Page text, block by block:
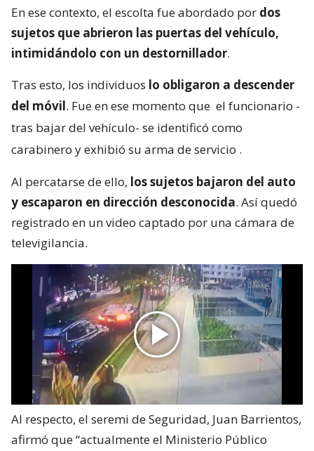
En ese contexto, el escolta fue abordado por dos
sujetos que abrieron las puertas del vehículo,
intimidándolo con un destornillador.
Tras esto, los individuos lo obligaron a descender
del móvil. Fue en ese momento que el funcionario -
tras bajar del vehículo- se identificó como
carabinero y exhibió su arma de servicio .
Al percatarse de ello, los sujetos bajaron del auto
y escaparon en dirección desconocida. Así quedó
registrado en un video captado por una cámara de
televigilancia.
Al respecto, el seremi de Seguridad, Juan Barrientos,
afirmó que “actualmente el Ministerio Público